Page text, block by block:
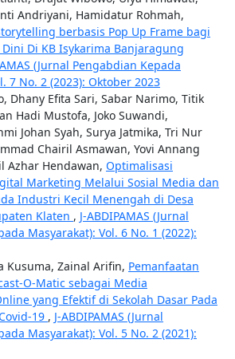
Andriyani, Hamidatur Rohmah,
berbasis Pop Up Frame bagi
Di KB Isykarima Banjaragung
(Jurnal Pengabdian Kepada
7 No. 2 (2023): Oktober 2023
Dhany Efita Sari, Sabar Narimo, Titik
Hadi Mustofa, Joko Suwandi,
Johan Syah, Surya Jatmika, Tri Nur
Chairil Asmawan, Yovi Annang
Azhar Hendawan, Optimalisasi
Marketing Melalui Sosial Media dan
Industri Kecil Menengah di Desa
Klaten , J-ABDIPAMAS (Jurnal
Masyarakat): Vol. 6 No. 1 (2022):
Kusuma, Zainal Arifin, Pemanfaatan
O-Matic sebagai Media
yang Efektif di Sekolah Dasar Pada
19 , J-ABDIPAMAS (Jurnal
Masyarakat): Vol. 5 No. 2 (2021):